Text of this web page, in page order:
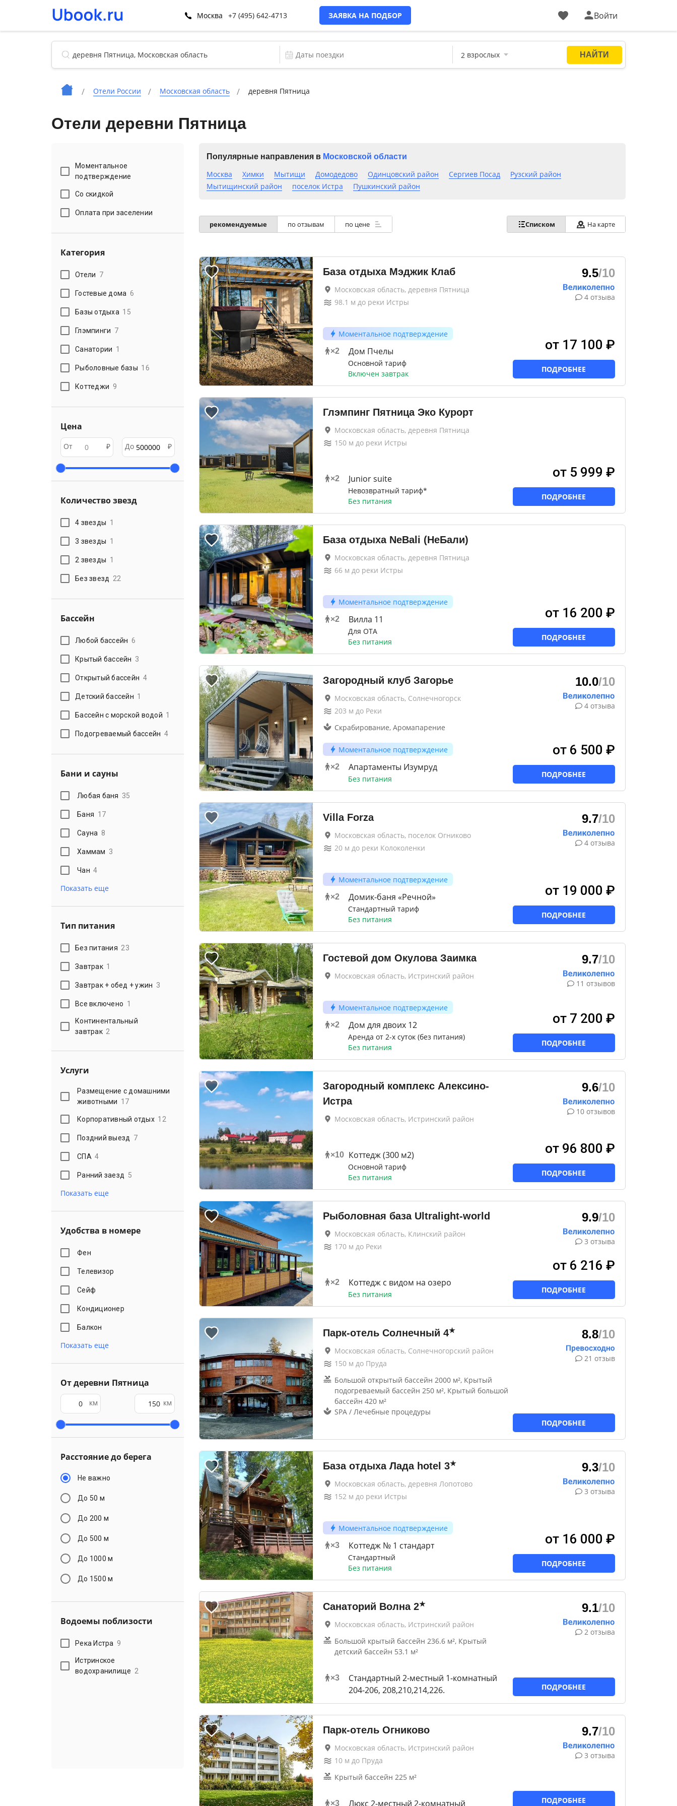
Москва +7 (495) 642-4713 ЗАЯВКА НА ПОДБОР Войти
Отели России Московская область деревня Пятница
Отели деревни Пятница
Моментальное
подтверждение
Со скидкой
Оплата при заселении
Категория
Отели 7
Гостевые дома 6
Базы отдыха 15
Глэмпинги 7
Санатории 1
Рыболовные базы 16
Коттеджи 9
Цена
От ₽ До ₽
Количество звезд
4 звезды 1
3 звезды 1
2 звезды 1
Без звезд 22
Бассейн
Любой бассейн 6
Крытый бассейн 3
Открытый бассейн 4
Детский бассейн 1
Бассейн с морской водой 1
Подогреваемый бассейн 4
Бани и сауны
Любая баня 35
Баня 17
Сауна 8
Хаммам 3
Чан 4
Показать еще
Тип питания
Без питания 23
Завтрак 1
Завтрак + обед + ужин 3
Все включено 1
Континентальный
завтрак 2
Услуги
Размещение с домашними
животными 17
Корпоративный отдых 12
Поздний выезд 7
СПА 4
Ранний заезд 5
Показать еще
Удобства в номере
Фен
Телевизор
Сейф
Кондиционер
Балкон
Показать еще
От деревни Пятница
км км
Расстояние до берега
Не важно
До 50 м
До 200 м
До 500 м
До 1000 м
До 1500 м
Водоемы поблизости
Река Истра 9
Истринское
водохранилище 2
Популярные направления в Московской области
Москва Химки Мытищи Домодедово Одинцовский район Сергиев Посад
Рузский район
Мытищинский район
поселок Истра Пушкинский район
рекомендуемые по отзывам по цене Списком На карте
База отдыха Мэджик Клаб
Московская область, деревня Пятница
98.1 м до реки Истры
Моментальное подтверждение
×2 Дом Пчелы
Основной тариф
Включен завтрак
9.5/10
4 отзыва
от 17 100 ₽
ПОДРОБНЕЕ
Глэмпинг Пятница Эко Курорт
Московская область, деревня Пятница
150м до реки Истры
×2 Junior suite
Невозвратный тариф*
Без питания
от 5 999 ₽
ПОДРОБНЕЕ
База отдыха NeBali (НеБали)
Московская область, деревня Пятница
66м до реки Истры
Моментальное подтверждение
×2 Вилла 11
Для ОТА
Без питания
от 16 200 ₽
ПОДРОБНЕЕ
Загородный клуб Загорье
Московская область, Солнечногорск
203 м до Реки
Скрабирование, Аромапарение
Моментальное подтверждение
×2 Апартаменты Изумруд
Без питания
10.0/10
4 отзыва
от 6 500 ₽
ПОДРОБНЕЕ
Villa Forza
Московская область, поселок Огниково
20м до реки Колоколенки
Моментальное подтверждение
×2 Домик-баня «Речной»
Стандартный тариф
Без питания
9.7/10
4 отзыва
от 19 000 ₽
ПОДРОБНЕЕ
Гостевой дом Окулова Заимка
Московская область, Истринский район
Моментальное подтверждение
×2 Дом для двоих 12
Аренда от 2-х суток (без питания)
Без питания
9.7/10
11 отзывов
от 7 200 ₽
ПОДРОБНЕЕ
Загородный комплекс Алексино-
Истра
Московская область, Истринский район
×10 Коттедж (300 м2)
Основной тариф
Без питания
9.6/10
10 отзывов
от 96 800 ₽
ПОДРОБНЕЕ
Рыболовная база Ultralight-world
Московская область, Клинский район
170м до Реки
×2 Коттедж с видом на озеро
Без питания
9.9/10
3 отзыва
от 6 216 ₽
ПОДРОБНЕЕ
Парк-отель Солнечный 4★
Московская область, Солнечногорский район
150м до Пруда
Большой открытый бассейн 2000 м², Крытый
подогреваемый бассейн 250 м², Крытый большой
бассейн 420 м²
SPA / Лечебные процедуры
8.8/10
21 отзыв
ПОДРОБНЕЕ
База отдыха Лада hotel 3★
Московская область, деревня Лопотово
152м до реки Истры
Моментальное подтверждение
×3 Коттедж № 1 стандарт
Стандартный
Без питания
9.3/10
3 отзыва
от 16 000 ₽
ПОДРОБНЕЕ
Санаторий Волна 2★
Московская область, Истринский район
Большой крытый бассейн 236.6 м², Крытый
детский бассейн 53.1 м²
×3
Стандартный 2-местный 1-комнатный
204-206, 208,210,214,226.
9.1/10
2 отзыва
ПОДРОБНЕЕ
Парк-отель Огниково
Московская область, Истринский район
10м до Пруда
Крытый бассейн 225 м²
×3 Люкс 2-местный 2-комнатный
9.7/10
3 отзыва
ПОДРОБНЕЕ